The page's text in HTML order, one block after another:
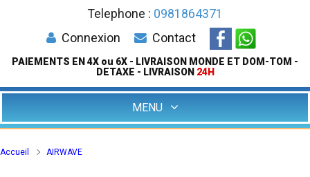
Telephone : 0981864371
Connexion
Contact
PAIEMENTS EN 4X ou 6X - LIVRAISON MONDE ET DOM-TOM -
DETAXE - LIVRAISON 24H
MENU
Accueil AIRWAVE